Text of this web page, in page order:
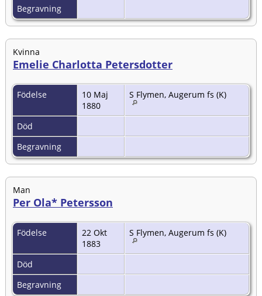
Begravning
Kvinna
Emelie Charlotta Petersdotter
Födelse
10 Maj
1880
S Flymen, Augerum fs (K)
Död
Begravning
Man
Per Ola* Petersson
Födelse
22 Okt
1883
S Flymen, Augerum fs (K)
Död
Begravning